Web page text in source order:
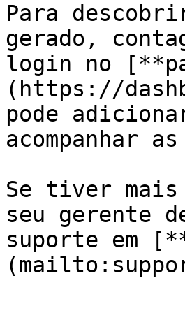
Para
gerado,
login no
(https://
pode
acompanhar
Se tiver mais
seu gerente
suporte em